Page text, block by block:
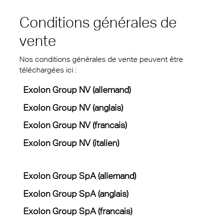
Conditions générales de
vente
Nos conditions générales de vente peuvent être
téléchargées ici :
Exolon Group NV (allemand)
Exolon Group NV (anglais)
Exolon Group NV (francais)
Exolon Group NV (italien)
Exolon Group SpA (allemand)
Exolon Group SpA (anglais)
Exolon Group SpA (francais)